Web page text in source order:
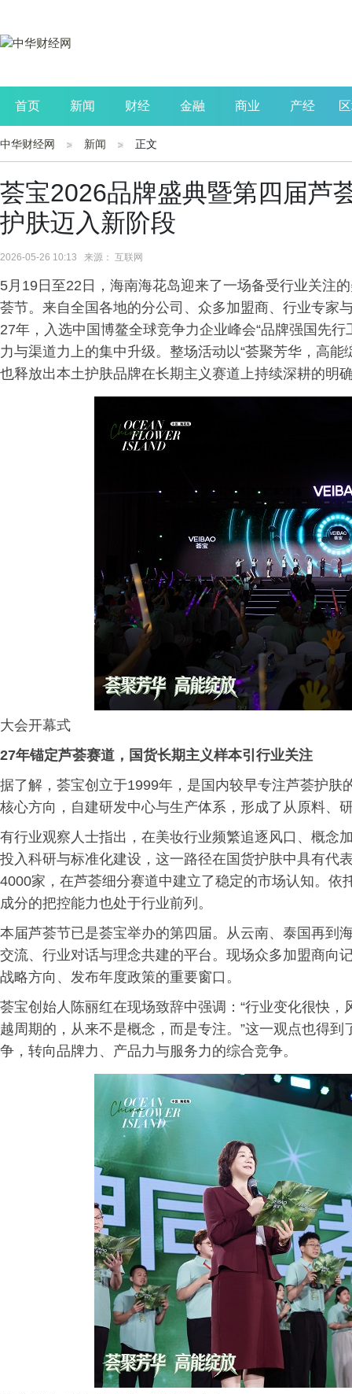
首页 新闻 财经 金融 商业 产经
公司 生活 读书
中华财经网 新闻 正文
荟宝2026品牌盛典暨第四届芦
护肤迈入新阶段
2026-05-26 10:13 来源： 互联网
5月19日至22日，海南海花岛迎来了一场备受行业关
荟节。来自全国各地的分公司、众多加盟商、行业专家
27年，入选中国博鳌全球竞争力企业峰会“品牌强国先
力与渠道力上的集中升级。整场活动以“荟聚芳华，高
也释放出本土护肤品牌在长期主义赛道上持续深耕的明
大会开幕式
27年锚定芦荟赛道，国货长期主义样本引行业关注
据了解，荟宝创立于1999年，是国内较早专注芦荟护
核心方向，自建研发中心与生产体系，形成了从原料、
有行业观察人士指出，在美妆行业频繁追逐风口、概念
投入科研与标准化建设，这一路径在国货护肤中具有代
4000家，在芦荟细分赛道中建立了稳定的市场认知。
成分的把控能力也处于行业前列。
本届芦荟节已是荟宝举办的第四届。从云南、泰国再到
交流、行业对话与理念共建的平台。现场众多加盟商向
战略方向、发布年度政策的重要窗口。
荟宝创始人陈丽红在现场致辞中强调：“行业变化很快
越周期的，从来不是概念，而是专注。”这一观点也得
争，转向品牌力、产品力与服务力的综合竞争。